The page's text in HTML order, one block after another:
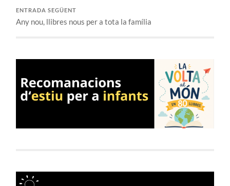
ENTRADA SEGÜENT
Any nou, llibres nous per a tota la família